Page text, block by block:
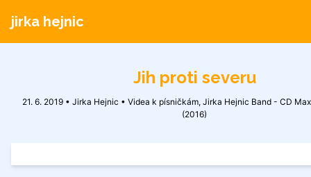
jirka hejnic
Jih proti severu
21. 6. 2019 • Jirka Hejnic • Videa k písničkám, Jirka Hejnic Band - CD
(2016)